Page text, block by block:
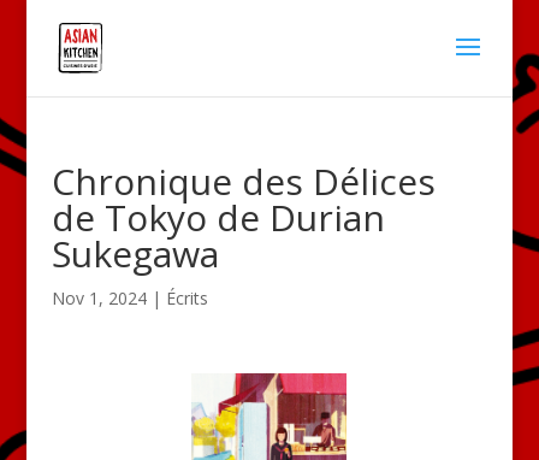
Chronique des Délices
de Tokyo de Durian
Sukegawa
Nov 1, 2024| Écrits